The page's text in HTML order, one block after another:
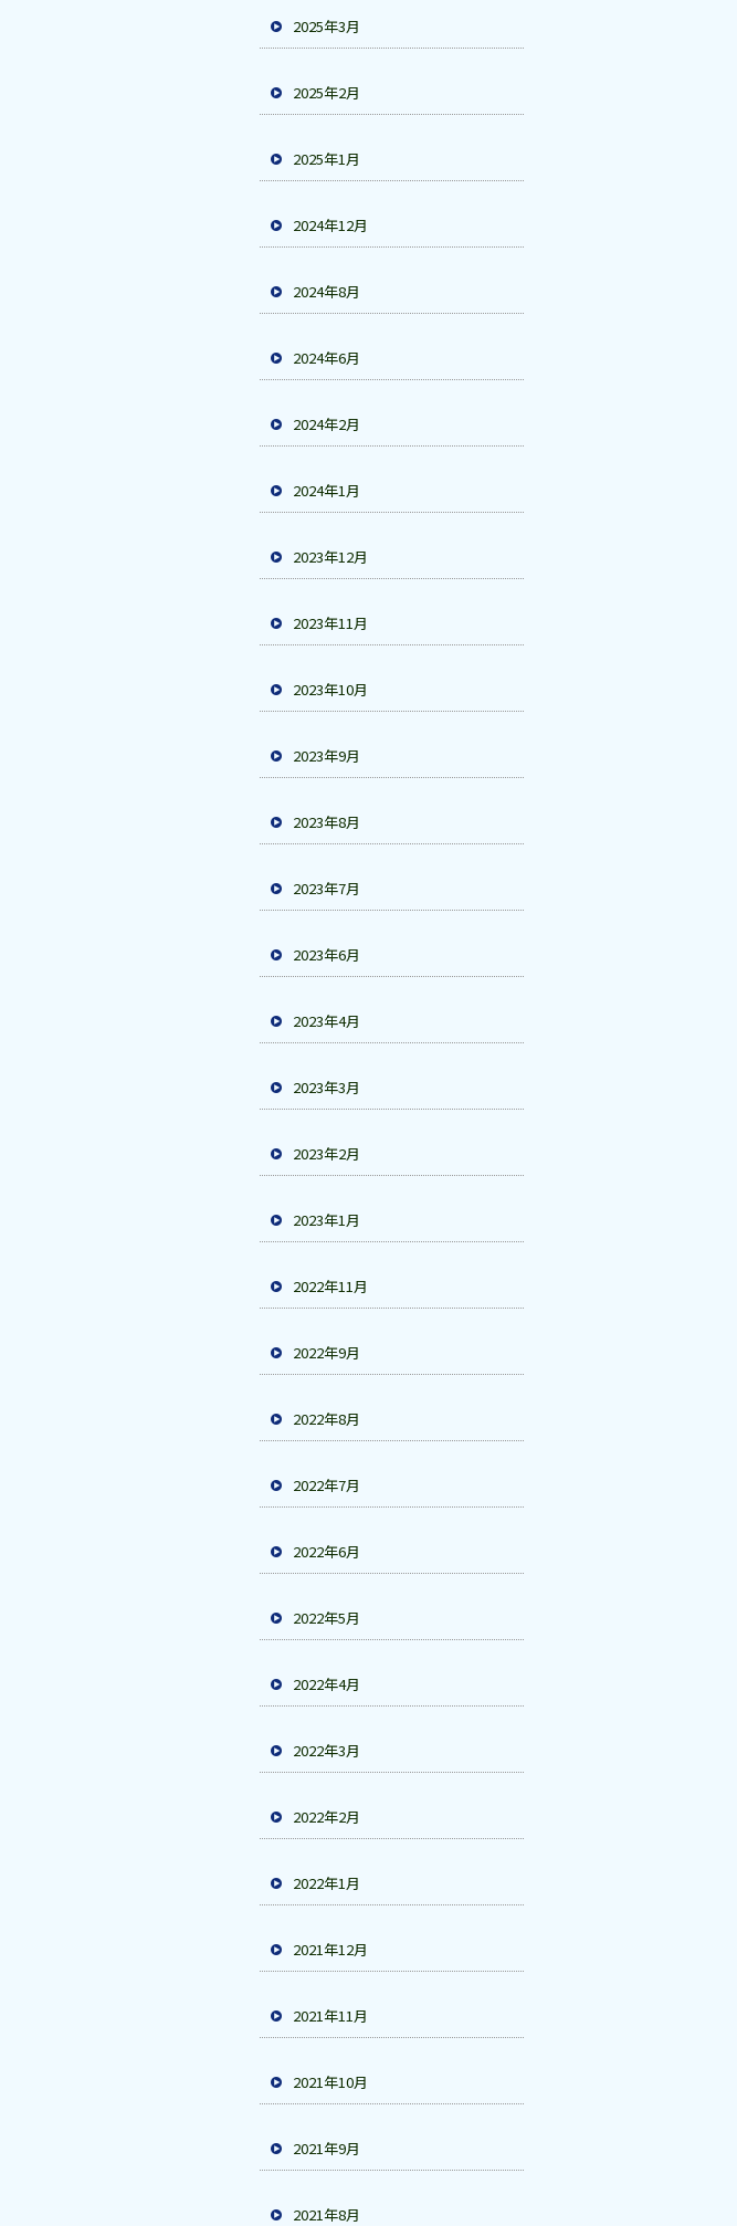
2025年3月
2025年2月
2025年1月
2024年12月
2024年8月
2024年6月
2024年2月
2024年1月
2023年12月
2023年11月
2023年10月
2023年9月
2023年8月
2023年7月
2023年6月
2023年4月
2023年3月
2023年2月
2023年1月
2022年11月
2022年9月
2022年8月
2022年7月
2022年6月
2022年5月
2022年4月
2022年3月
2022年2月
2022年1月
2021年12月
2021年11月
2021年10月
2021年9月
2021年8月